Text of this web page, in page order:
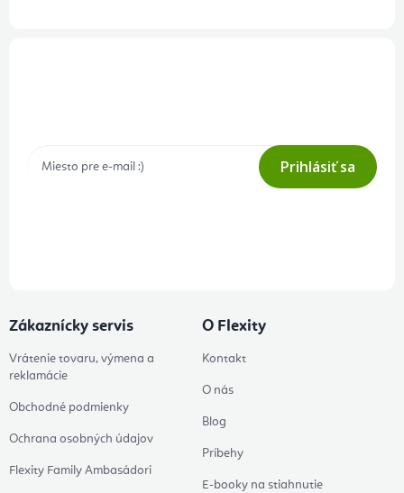
Prihlásiť sa
Zákaznícky servis
Vrátenie tovaru, výmena a
reklamácie
Obchodné podmienky
Ochrana osobných údajov
Flexity Family Ambasádori
O Flexity
Kontakt
O nás
Blog
Príbehy
E-booky na stiahnutie